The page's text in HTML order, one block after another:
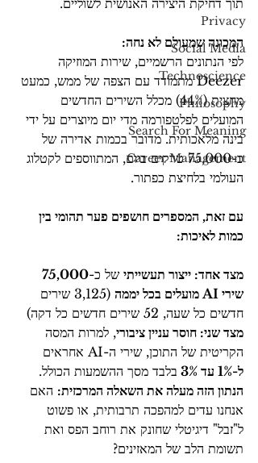
Privacy
Social Media
Technoscience
Philosophy
Search For Meaning
Career Management
תוך דחיקת היצירה האנושית לשוליים.
המכונה שמעולם לא נחה:
לפי הנתונים הרשמיים, שירות המוזיקה
Deezer מתמודד עם הצפה של ממש, כמעט
מחצית (44%) מכלל השירים החדשים
המועלים לפלטפורמה מדי יום מיוצרים על ידי
בינה מלאכותית. מדובר בכמות אדירה של
כ-75,000 טרקים ביום, המתווספים לקטלוג
העולמי בלחיצת כפתור.
עם זאת, המספרים חושפים פער תהומי בין
כמות לאיכות:
מצד אחד: ייצור תעשייתי של כ-
שירי AI מועלים בכל יממה
(3,125 שירים
חדשים כל שעה, 52 שירים חדשים כל דקה)
מצד שני: חוסר עניין ציבורי, למרות המסה
הקריטית של התוכן, שירי ה-AI אחראים
ל-1% עד 3%
בלבד מסך ההשמעות הכולל.
הנתון הזה מעלה את השאלה המרכזית: האם
אנחנו עדים למהפכה תרבותית, או פשוט
ל"זבל" דיגיטלי שחונק את רוחב הפס ואת
תשומת הלב של המאזינים?